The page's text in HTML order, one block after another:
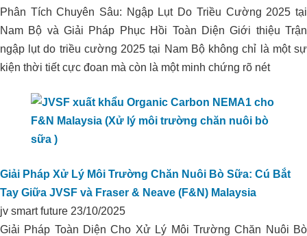
Xử lý môi trường trại heo I.D.P_Phú
Yên
Phân Tích Chuyên Sâu: Ngập Lụt Do Triều Cường 2025 tại
Nam Bộ và Giải Pháp Phục Hồi Toàn Diện Giới thiệu Trận
ngập lụt do triều cường 2025 tại Nam Bộ không chỉ là một sự
kiện thời tiết cực đoan mà còn là một minh chứng rõ nét
Giải Pháp Xử Lý Môi Trường Chăn Nuôi Bò Sữa: Cú Bắt
Tay Giữa JVSF và Fraser & Neave (F&N) Malaysia
jv smart future 23/10/2025
Giải Pháp Toàn Diện Cho Xử Lý Môi Trường Chăn Nuôi Bò